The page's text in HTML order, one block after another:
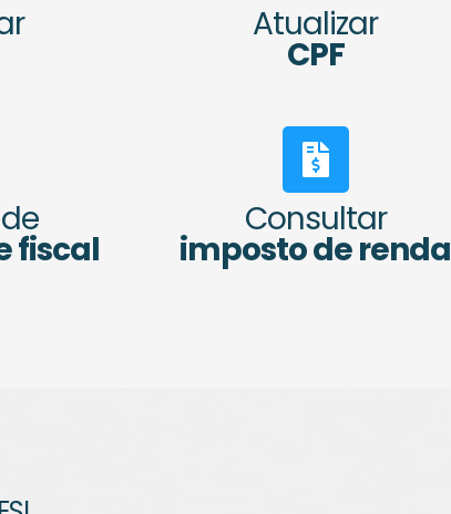
Atualizar
CPF
fiscal
Consultar
imposto de renda